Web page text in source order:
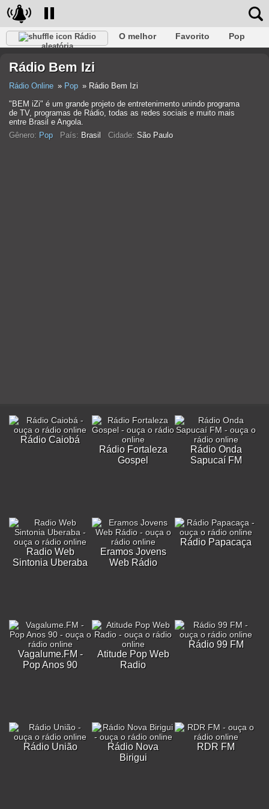
Rádio
aleatória
O melhor Favorito
Pop
Rap
Falk Jazz
Rádio Bem Izi
Rádio Online Pop
Rádio Bem Izi
"BEM iZi" é um grande projeto de entretenimento unindo programa
de TV, programas de Rádio, todas as redes sociais e muito mais
entre Brasil e Angola.
Gênero: Pop País: Brasil Cidade: São Paulo
Rádio Caiobá
Rádio Fortaleza
Gospel
Rádio Onda
Sapucaí FM
Radio Web
Sintonia Uberaba
Eramos Jovens
Web Rádio
Rádio Papacaça
Vagalume.FM -
Pop Anos 90
Atitude Pop Web
Radio
Rádio 99 FM
Rádio União
Rádio Nova
Birigui
RDR FM